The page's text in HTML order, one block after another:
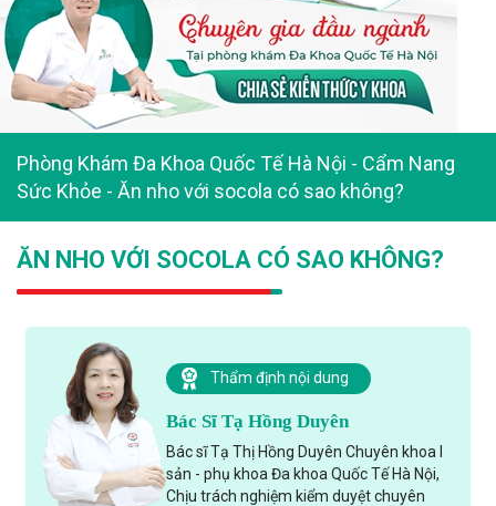
Phòng Khám Đa Khoa Quốc Tế Hà Nội - Cẩm Nang
Sức Khỏe - Ăn nho với socola có sao không?
ĂN NHO VỚI SOCOLA CÓ SAO KHÔNG?
Thẩm định nội dung
Bác Sĩ Tạ Hồng Duyên
Bác sĩ Tạ Thị Hồng Duyên Chuyên khoa I
sản - phụ khoa Đa khoa Quốc Tế Hà Nội,
Chịu trách nghiệm kiểm duyệt chuyên